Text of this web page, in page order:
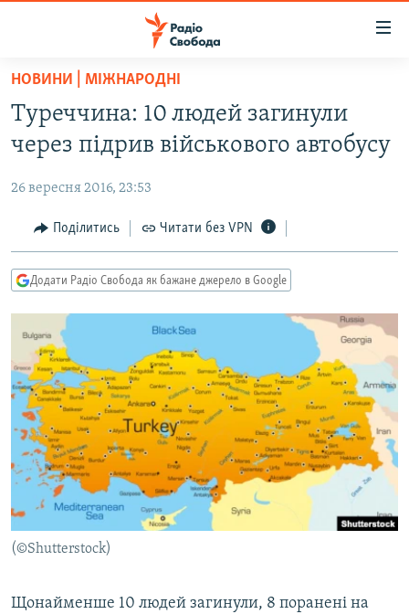
Перейти
основного
матеріалу
Перейти
до
навігації
Перейти
до
ВСЕ ЗА ДОБУ
СТАТТІ
ПОЛІТИКА
ЕКОНОМІКА
КУЛЬТУРА
СПОРТ
УКРАЇНА
СВІТ
ВІЙНА
РОСІЙСЬКА «ФІЛЬТРАЦІЯ»
КРИМ.РЕАЛІЇ
ТИ ЯК?
СХЕМИ
КИТАЙ.ВИКЛИКИ
МУЛЬТИМЕДІА
ФОТО
СПЕЦПРОЄКТИ
ПОДКАСТИ
РУС
НОВИНИ | МІЖНАРОДНІ
Туреччина: 10 людей загинули
через підрив військового автобусу
26 вересня 2016, 23:53
Поділитись Читати без VPN
Додати Радіо Свобода як бажане джерело в Google
(©Shutterstock)
Щонайменше 10 людей загинули, 8 поранені на